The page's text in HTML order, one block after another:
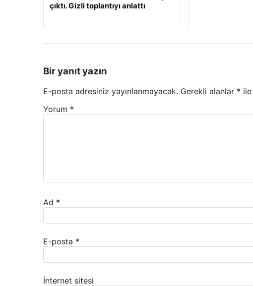
çıktı. Gizli toplantıyı anlattı
Bir yanıt yazın
E-posta adresiniz yayınlanmayacak. Gerekli alanlar *
Yorum *
Ad *
E-posta *
İnternet sitesi